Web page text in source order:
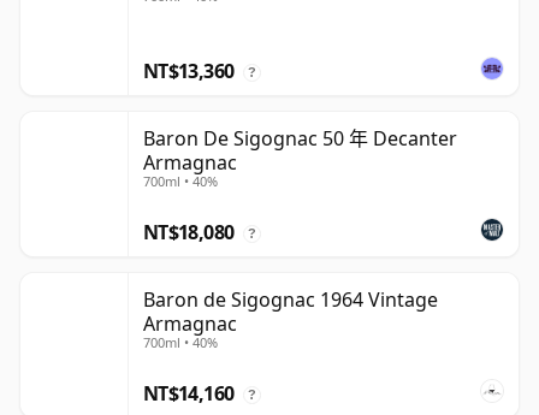
NT$13,360 ?
Baron De Sigognac 50 年 Decanter
Armagnac
700ml • 40%
NT$18,080 ?
Baron de Sigognac 1964 Vintage
Armagnac
700ml • 40%
NT$14,160 ?